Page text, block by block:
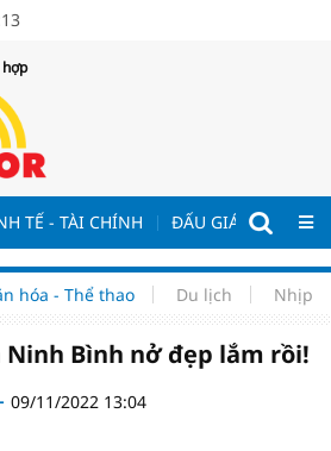
TẾ - TÀI CHÍNH ĐẤU GIÁ - ĐẤU
hóa - Thể thao Du lịch Nhịp
Bình nở đẹp lắm rồi!
09/11/2022 13:04